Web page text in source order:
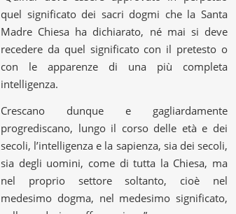
quel significato dei sacri dogmi che la Santa
Madre Chiesa ha dichiarato, né mai si deve
recedere da quel significato con il pretesto o
con le apparenze di una più completa
intelligenza.
Crescano dunque e gagliardamente
progrediscano, lungo il corso delle età e dei
secoli, l’intelligenza e la sapienza, sia dei secoli,
sia degli uomini, come di tutta la Chiesa, ma
nel proprio settore soltanto, cioè nel
medesimo dogma, nel medesimo significato,